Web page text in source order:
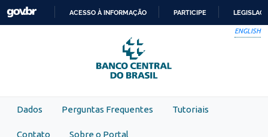
Skip to main content
PARA
O
CONTEÚDO
ACESSO À INFORMAÇÃO PARTICIPE
ENGLISH
Dados Perguntas Frequentes Tutoriais
Contato Sobre o Portal